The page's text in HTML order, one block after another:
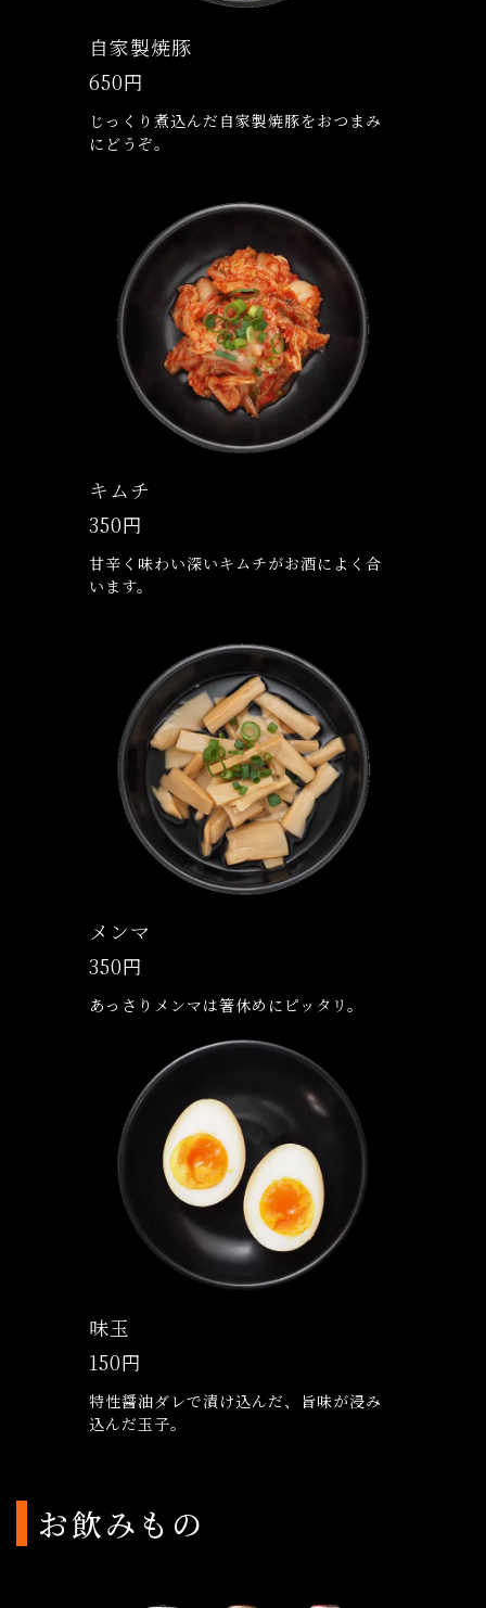
自家製焼豚
650円
じっくり煮込んだ自家製焼豚をおつまみ
にどうぞ。
キムチ
350円
甘辛く味わい深いキムチがお酒によく合
います。
メンマ
350円
あっさりメンマは箸休めにピッタリ。
味玉
150円
特性醤油ダレで漬け込んだ、旨味が浸み
込んだ玉子。
お飲みもの